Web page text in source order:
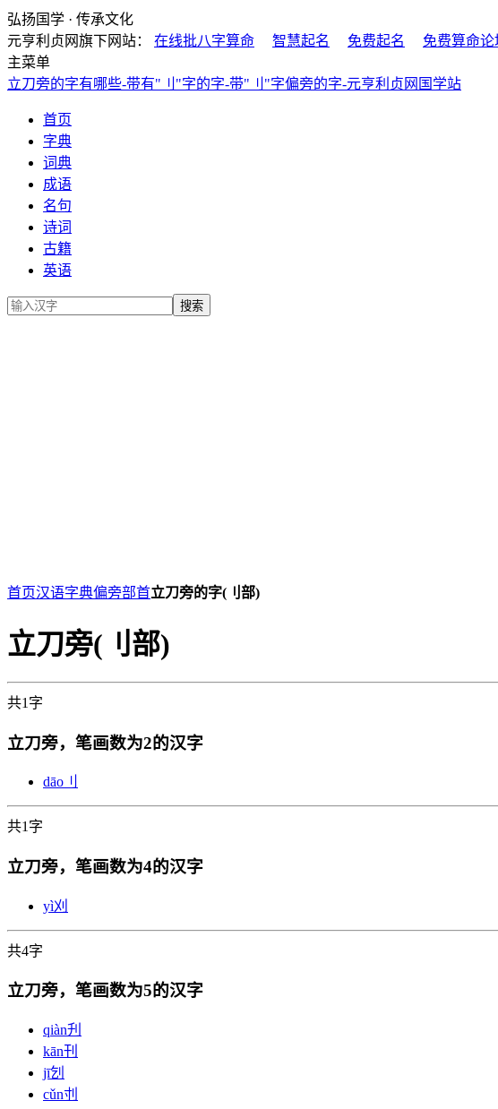
弘扬国学 · 传承文化
元亨利贞网旗下网站： 在线批八字算命 智慧起名 免费起名 免费算命论
主菜单
立刀旁的字有哪些-带有"刂"字的字-带"刂"字偏旁的字-元亨利贞网国学站
首页
字典
词典
成语
名句
诗词
古籍
英语
首页汉语字典偏旁部首立刀旁的字(刂部)
立刀旁(刂部)
共1字
立刀旁，笔画数为2的汉字
dāo 刂
共1字
立刀旁，笔画数为4的汉字
yì刈
共4字
立刀旁，笔画数为5的汉字
qiàn刋
kān刊
jī刉
cǔn刌